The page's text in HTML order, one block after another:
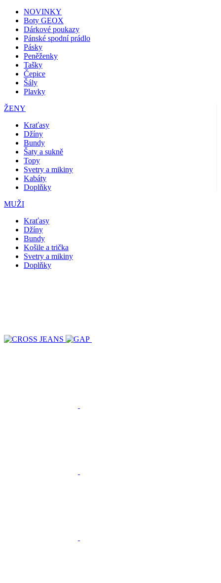
NOVINKY
Boty GEOX
Dárkové poukazy
Pánské spodní prádlo
Pásky
Peněženky
Tašky
Čepice
Šály
Plavky
ŽENY
Kraťasy
Džíny
Bundy
Šaty a sukně
Topy
Svetry a mikiny
Kabáty
Doplňky
MUŽI
Kraťasy
Džíny
Bundy
Košile a trička
Svetry a mikiny
Doplňky